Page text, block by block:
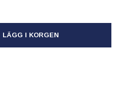
LÄGG I KORGEN